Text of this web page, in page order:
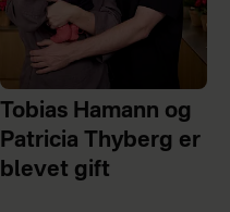
Tobias Hamann og
Patricia Thyberg er
blevet gift